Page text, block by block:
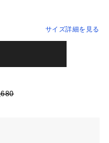
サイズ詳細を見る